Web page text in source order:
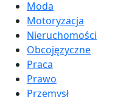
Moda
Motoryzacja
Nieruchomości
Obcojęzyczne
Praca
Prawo
Przemysł